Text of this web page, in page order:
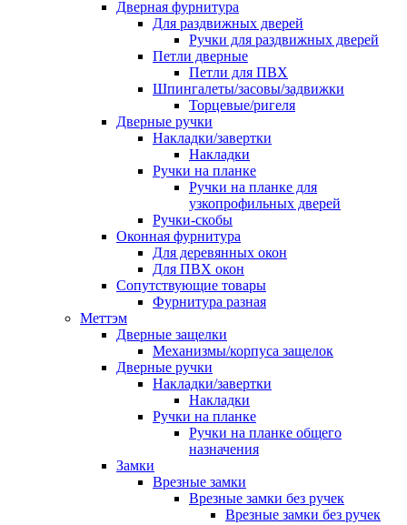
Дверная фурнитура
Для раздвижных дверей
Ручки для раздвижных дверей
Петли дверные
Петли для ПВХ
Шпингалеты/засовы/задвижки
Торцевые/ригеля
Дверные ручки
Накладки/завертки
Накладки
Ручки на планке
Ручки на планке для
узкопрофильных дверей
Ручки-скобы
Оконная фурнитура
Для деревянных окон
Для ПВХ окон
Сопутствующие товары
Фурнитура разная
Меттэм
Дверные защелки
Механизмы/корпуса защелок
Дверные ручки
Накладки/завертки
Накладки
Ручки на планке
Ручки на планке общего
назначения
Замки
Врезные замки
Врезные замки без ручек
Врезные замки без ручек